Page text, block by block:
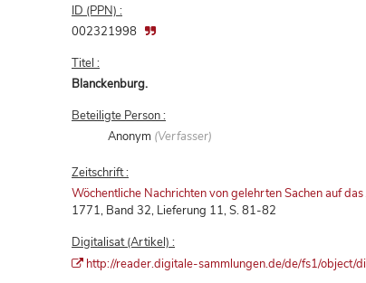
ID (PPN) :
002321998
Titel :
Blanckenburg.
Beteiligte Person :
Anonym (Verfasser)
Zeitschrift :
Wöchentliche Nachrichten von gelehrten Sachen auf das
1771, Band 32, Lieferung 11, S. 81-82
Digitalisat (Artikel) :
http://reader.digitale-sammlungen.de/de/fs1/